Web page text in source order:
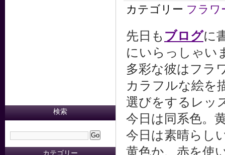
カテゴリー フラワ
先日も ブログに
にいらっしゃい
多彩な彼はフラ
カラフルな絵を
選びをするレッ
今日は同系色。
今日は素晴らし
黄色か、赤を使
検索
カテゴリー